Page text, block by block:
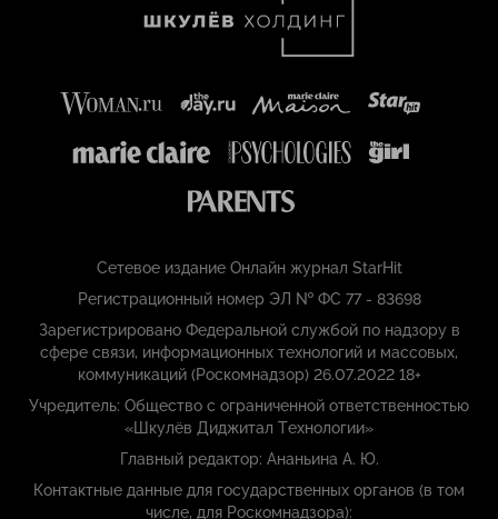
Сетевое издание Онлайн журнал StarHit
Регистрационный номер ЭЛ № ФС 77 - 83698
Зарегистрировано Федеральной службой по надзору в
сфере связи, информационных технологий и массовых,
коммуникаций (Роскомнадзор) 26.07.2022 18+
Учредитель: Общество с ограниченной ответственностью
«Шкулёв Диджитал Технологии»
Главный редактор: Ананьина А. Ю.
Контактные данные для государственных органов (в том
числе, для Роскомнадзора):